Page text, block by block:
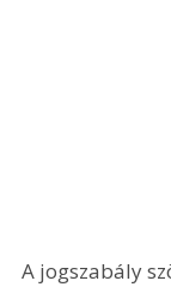
A jogszabály